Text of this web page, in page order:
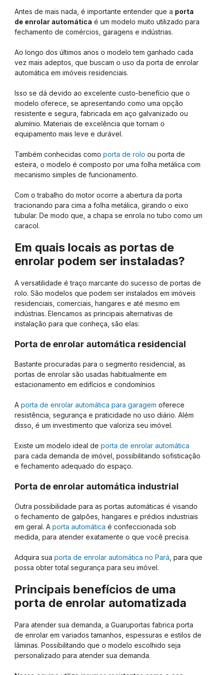
Antes de mais nada, é importante entender que a porta
de enrolar automática é um modelo muito utilizado para
fechamento de comércios, garagens e indústrias.
Ao longo dos últimos anos o modelo tem ganhado cada
vez mais adeptos, que buscam o uso da porta de enrolar
automática em imóveis residenciais.
Isso se dá devido ao excelente custo-benefício que o
modelo oferece, se apresentando como uma opção
resistente e segura, fabricada em aço galvanizado ou
alumínio. Materiais de excelência que tornam o
equipamento mais leve e durável.
Também conhecidas como porta de rolo ou porta de
esteira, o modelo é composto por uma folha metálica com
mecanismo simples de funcionamento.
Com o trabalho do motor ocorre a abertura da porta
tracionando para cima a folha metálica, girando o eixo
tubular. De modo que, a chapa se enrola no tubo como um
caracol.
Em quais locais as portas de
enrolar podem ser instaladas?
A versatilidade é traço marcante do sucesso de portas de
rolo. São modelos que podem ser instalados em imóveis
residenciais, comerciais, hangares e até mesmo em
indústrias. Elencamos as principais alternativas de
instalação para que conheça, são elas:
Porta de enrolar automática residencial
Bastante procuradas para o segmento residencial, as
portas de enrolar são usadas habitualmente em
estacionamento em edifícios e condomínios
A porta de enrolar automática para garagem oferece
resistência, segurança e praticidade no uso diário. Além
disso, é um investimento que valoriza seu imóvel.
Existe um modelo ideal de porta de enrolar automática
para cada demanda de imóvel, possibilitando sofisticação
e fechamento adequado do espaço.
Porta de enrolar automática industrial
Outra possibilidade para as portas automáticas é visando
o fechamento de galpões, hangares e prédios industriais
em geral. A porta automática é confeccionada sob
medida, para atender exatamente o que você precisa.
Adquira sua porta de enrolar automática no Pará , para que
possa obter total segurança para seu imóvel.
Principais benefícios de uma
porta de enrolar automatizada
Para atender sua demanda, a Guaruportas fabrica porta
de enrolar em variados tamanhos, espessuras e estilos de
lâminas. Possibilitando que o modelo escolhido seja
personalizado para atender sua demanda.